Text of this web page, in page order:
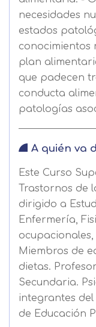
necesidades
estados
conocimientos
plan
que padecen
conducta
patologías
A quién va
Este Curso
Trastornos de
dirigido a
Enfermería,
Miembros de
dietas.
Secundaria.
integrantes
de Educación